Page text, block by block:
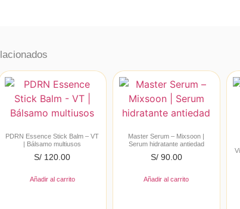
PDRN Essence Stick Balm – VT
| Bálsamo multiusos
S/ 120.00
Añadir al carrito
Master Serum – Mixsoon |
Serum hidratante antiedad
S/90.00
Añadir al carrito